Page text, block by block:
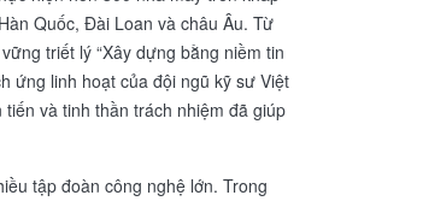
Quốc, Đài Loan và châu Âu. Từ
triết lý “Xây dựng bằng niềm tin
ứng linh hoạt của đội ngũ kỹ sư Việt
và tinh thần trách nhiệm đã giúp
tập đoàn công nghệ lớn. Trong